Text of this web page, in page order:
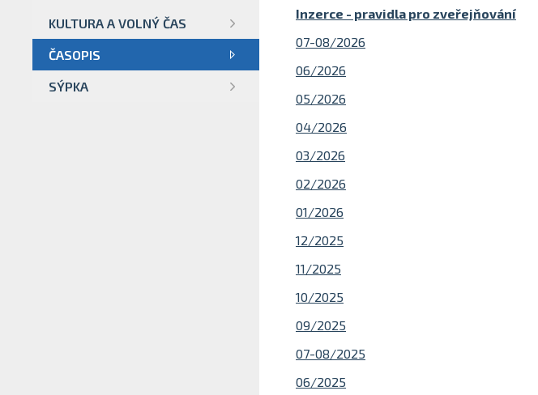
KULTURA A VOLNÝ ČAS
ČASOPIS
SÝPKA
Inzerce - pravidla pro zveřejňování
07-08/2026
06/2026
05/2026
04/2026
03/2026
02/2026
01/2026
12/2025
11/2025
10/2025
09/2025
07-08/2025
06/2025